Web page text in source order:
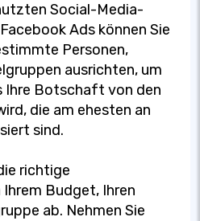
Social-Media-
Ads können Sie
Personen,
ausrichten, um
Ihre Botschaft von den
die am ehesten an
sind.
richtige
Budget, Ihren
ab. Nehmen Sie